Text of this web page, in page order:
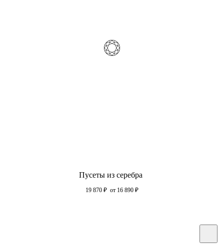
Пусеты из серебра
19 870 ₽ от 16 890 ₽